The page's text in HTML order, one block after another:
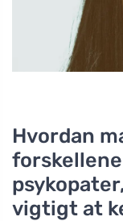
Hvordan
vigtigt at